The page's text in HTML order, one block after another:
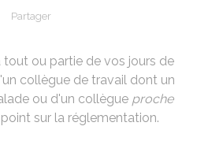
Partager
tout ou partie de vos jours de
collègue de travail dont un
ou d'un collègue proche
sur la réglementation.